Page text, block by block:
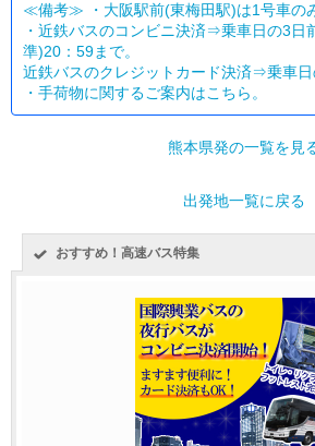
≪備考≫ ・大阪駅前(東梅田駅)は1号車の
・近鉄バスのコンビニ決済⇒乗車日の3日
準)20：59まで。
近鉄バスのクレジットカード決済⇒乗車日
・ 手荷物に関するご案内はこちら。
熊本県発の一覧を見
出発地一覧に戻る
おすすめ！高速バス特集